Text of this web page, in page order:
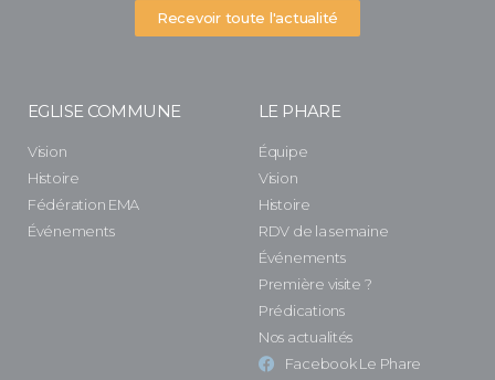
Recevoir toute l'actualité
EGLISE COMMUNE
Vision
Histoire
Fédération EMA
Événements
LE PHARE
Équipe
Vision
Histoire
RDV de la semaine
Événements
Première visite ?
Prédications
Nos actualités
Facebook Le Phare